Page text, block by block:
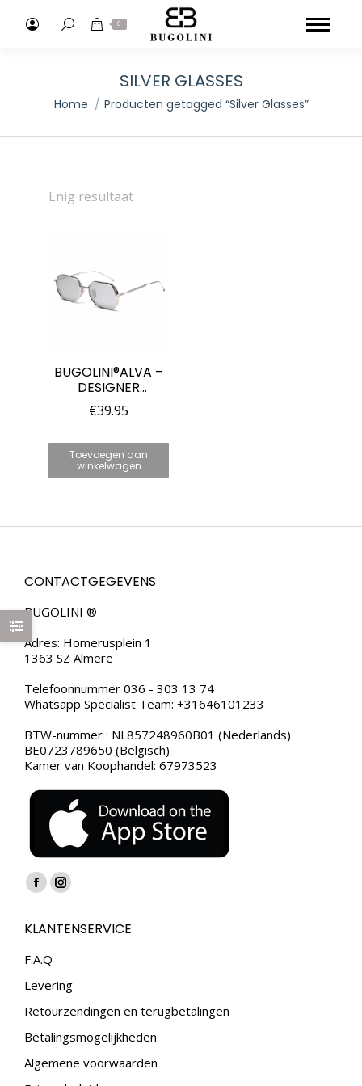
Search: 0
SILVER GLASSES
Je bent hier:
Home Producten getagged “Silver Glasses”
Enig resultaat
BUGOLINI®ALVA –
DESIGNER
ZONNEBRIL VOOR
HEREN –
UV400 – ZILVER
€39.95
Toevoegen aan
winkelwagen
CONTACTGEGEVENS
BUGOLINI ®
Adres: Homerusplein 1
1363 SZ Almere
Telefoonnummer 036 - 303 13 74
Whatsapp Specialist Team: +31646101233
BTW-nummer : NL857248960B01 (Nederlands)
BE0723789650 (Belgisch)
Kamer van Koophandel: 67973523
Vind ons op:
Facebook
opens
in
window
Instagram
opens
window
KLANTENSERVICE
F.A.Q
Levering
Retourzendingen en terugbetalingen
Betalingsmogelijkheden
Algemene voorwaarden